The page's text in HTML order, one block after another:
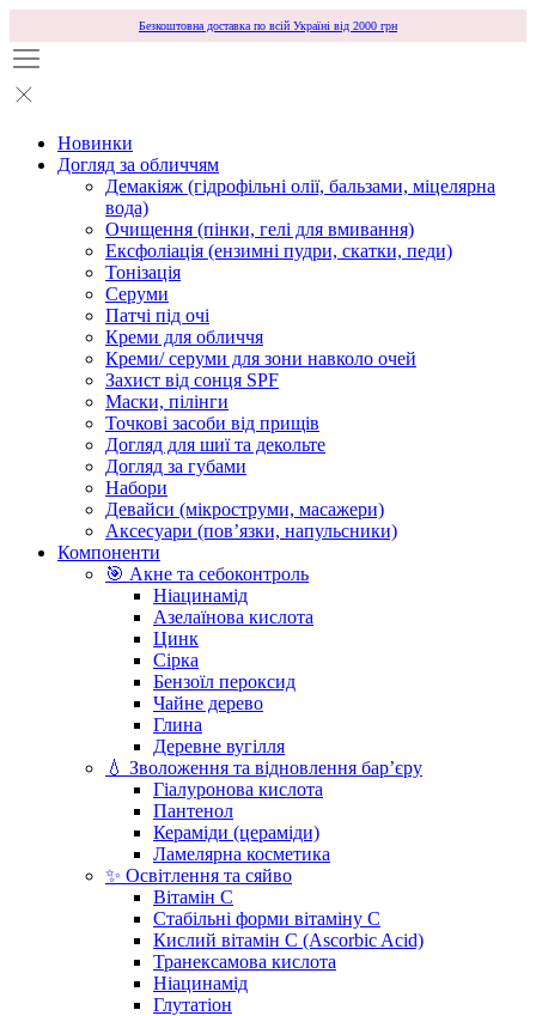
Безкоштовна доставка по всій Україні від 2000 грн
Новинки
Догляд за обличчям
Демакіяж (гідрофільні олії, бальзами, міцелярна
вода)
Очищення (пінки, гелі для вмивання)
Ексфоліація (ензимні пудри, скатки, педи)
Тонізація
Серуми
Патчі під очі
Креми для обличчя
Креми/ серуми для зони навколо очей
Захист від сонця SPF
Маски, пілінги
Точкові засоби від прищів
Догляд для шиї та декольте
Догляд за губами
Набори
Девайси (мікроструми, масажери)
Аксесуари (повʼязки, напульсники)
Компоненти
🎯 Акне та себоконтроль
Ніацинамід
Азелаїнова кислота
Цинк
Сірка
Бензоїл пероксид
Чайне дерево
Глина
Деревне вугілля
💧 Зволоження та відновлення бар’єру
Гіалуронова кислота
Пантенол
Кераміди (цераміди)
Ламелярна косметика
✨ Освітлення та сяйво
Вітамін С
Стабільні форми вітаміну С
Кислий вітамін С (Ascorbic Acid)
Транексамова кислота
Ніацинамід
Глутатіон